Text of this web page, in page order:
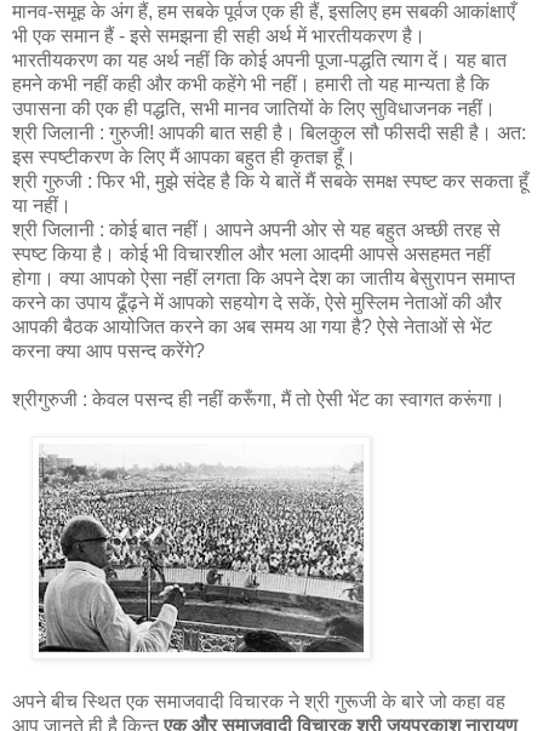
मानव-समूह के अंग हैं, हम सबके पूर्वज एक ही हैं, इसलिए हम सबकी आकांक्षाएँ
भी एक समान हैं - इसे समझना ही सही अर्थ में भारतीयकरण है।
भारतीयकरण का यह अर्थ नहीं कि कोई अपनी पूजा-पद्धति त्याग दें। यह बात
हमने कभी नहीं कही और कभी कहेंगे भी नहीं। हमारी तो यह मान्यता है कि
उपासना की एक ही पद्धति, सभी मानव जातियों के लिए सुविधाजनक नहीं।
श्री जिलानी : गुरुजी! आपकी बात सही है। बिलकुल सौ फीसदी सही है। अत:
इस स्पष्टीकरण के लिए मैं आपका बहुत ही कृतज्ञ हूँ।
श्री गुरुजी : फिर भी, मुझे संदेह है कि ये बातें मैं सबके समक्ष स्पष्ट कर सकता हूँ
या नहीं।
श्री जिलानी : कोई बात नहीं। आपने अपनी ओर से यह बहुत अच्छी तरह से
स्पष्ट किया है। कोई भी विचारशील और भला आदमी आपसे असहमत नहीं
होगा। क्या आपको ऐसा नहीं लगता कि अपने देश का जातीय बेसुरापन समाप्त
करने का उपाय ढूँढ़ने में आपको सहयोग दे सकें, ऐसे मुस्लिम नेताओं की और
आपकी बैठक आयोजित करने का अब समय आ गया है? ऐसे नेताओं से भेंट
करना क्या आप पसन्द करेंगे?
श्रीगुरुजी : केवल पसन्द ही नहीं करूँगा, मैं तो ऐसी भेंट का स्वागत करूंगा।
अपने बीच स्थित एक समाजवादी विचारक ने श्री गुरूजी के बारे जो कहा वह
आप जानते ही है किन्‍तुएक और समाजवादी विचारक श्री जयप्रकाश नारायण